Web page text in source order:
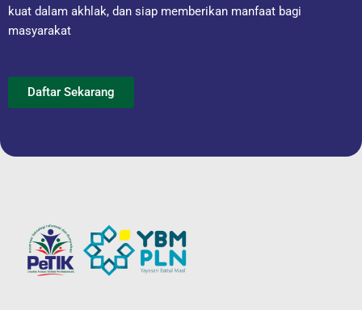
kuat dalam akhlak, dan siap memberikan manfaat bagi
masyarakat
Daftar Sekarang